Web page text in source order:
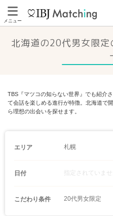
メニュー
北海道の20代男女限定
TBS『マツコの知らない世界』でも紹介
て会話を楽しめる進行が特徴。北海道で
ら理想の出会いを探せます。
エリア 札幌
日付 指定されていませ
こだわり条件 20代男女限定